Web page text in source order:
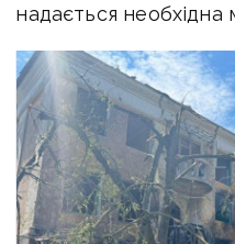
надається